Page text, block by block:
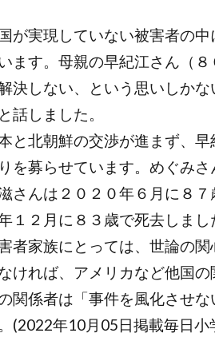
が実現していない被害者の中
ます。母親の早紀江さん（
決しない、という思いしか
話しました。
と北朝鮮の交渉が進まず、
を募らせています。めぐみ
さんは２０２０年６月に８
１２月に８３歳で死去しまし
者家族にとっては、世論の
ければ、アメリカなど他国
関係者は「事件を風化させ
(2022年10月05日掲載毎日小